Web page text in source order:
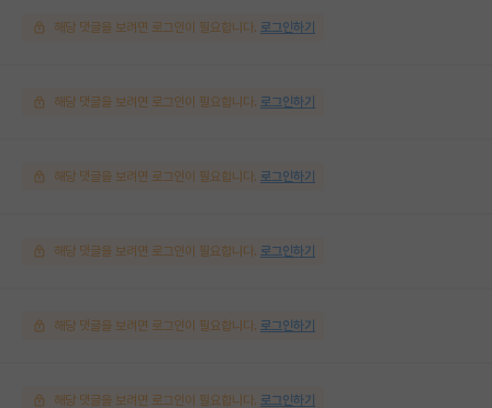
해당 댓글을 보려면 로그인이 필요합니다. 로그인하기
해당 댓글을 보려면 로그인이 필요합니다. 로그인하기
해당 댓글을 보려면 로그인이 필요합니다. 로그인하기
해당 댓글을 보려면 로그인이 필요합니다. 로그인하기
해당 댓글을 보려면 로그인이 필요합니다. 로그인하기
해당 댓글을 보려면 로그인이 필요합니다. 로그인하기